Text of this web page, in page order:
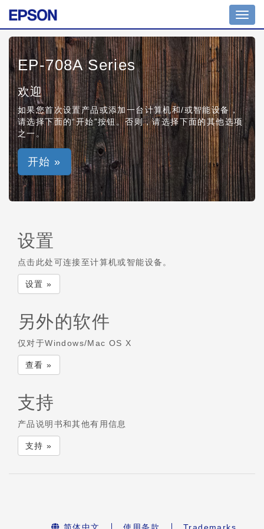
EP-708A Series
欢迎
如果您首次设置产品或添加一台计算机和/或智能设备，
请选择下面的“开始”按钮。否则，请选择下面的其他选项
之一。
开始 »
设置
点击此处可连接至计算机或智能设备。
设置 »
另外的软件
仅对于Windows/Mac OS X
查看 »
支持
产品说明书和其他有用信息
支持 »